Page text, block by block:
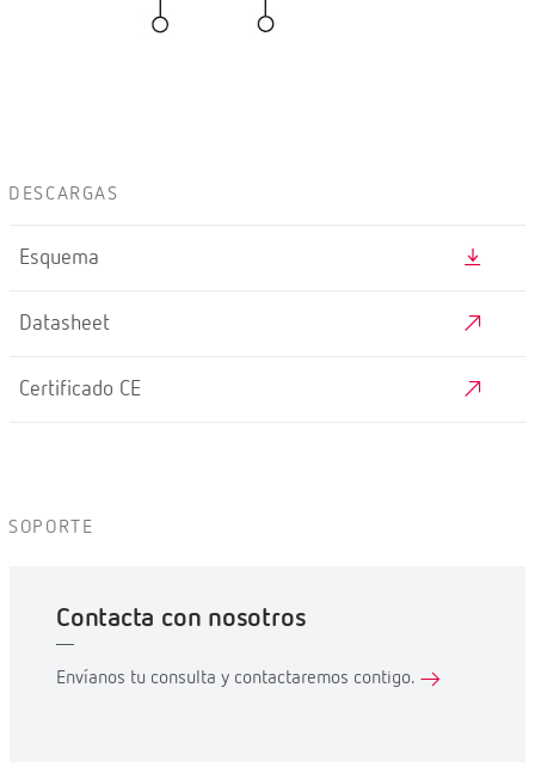
DESCARGAS
Esquema
Datasheet
Certificado CE
SOPORTE
Contacta con nosotros
Envíanos tu consulta y contactaremos contigo.